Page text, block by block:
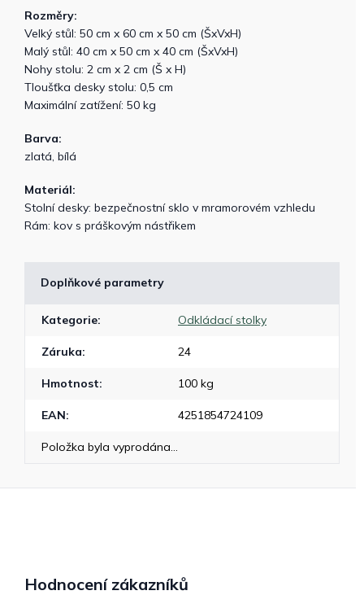
Rozměry:
Velký stůl: 50 cm x 60 cm x 50 cm (ŠxVxH)
Malý stůl: 40 cm x 50 cm x 40 cm (ŠxVxH)
Nohy stolu: 2 cm x 2 cm (Š x H)
Tloušťka desky stolu: 0,5 cm
Maximální zatížení: 50 kg
Barva:
zlatá, bílá
Materiál:
Stolní desky: bezpečnostní sklo v mramorovém vzhledu
Rám: kov s práškovým nástřikem
Doplňkové parametry
Kategorie: Odkládací stolky
Záruka: 24
Hmotnost: 100 kg
EAN: 4251854724109
Položka byla vyprodána…
Hodnocení zákazníků